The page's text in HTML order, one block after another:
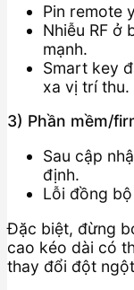
Pin remote
Nhiễu RF ở
mạnh.
Smart key
xa vị trí thu.
3) Phần mềm/
Sau cập
định.
Lỗi đồng
Đặc biệt, đừng
cao kéo dài có
thay đổi đột